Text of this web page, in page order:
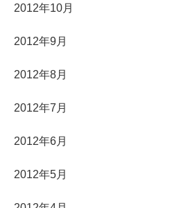
2012年10月
2012年9月
2012年8月
2012年7月
2012年6月
2012年5月